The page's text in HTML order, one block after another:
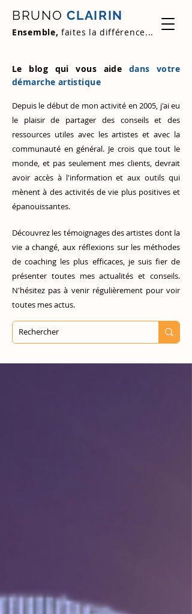
BRUNO CLAIRIN
Ensemble, faites la différence...
Le blog qui vous aide dans votre
démarche artistique
Depuis le début de mon activité en 2005, j'ai eu
le plaisir de partager des conseils et des
ressources utiles avec les artistes et avec la
communauté en général. Je crois que tout le
monde, et pas seulement mes clients, devrait
avoir accès à l'information et aux outils qui
mènent à des activités de vie plus positives et
épanouissantes.
Découvrez les témoignages des artistes dont la
vie a changé, aux réflexions sur les méthodes
de coaching les plus efficaces, je suis fier de
présenter toutes mes actualités et conseils.
N'hésitez pas à venir régulièrement pour voir
toutes mes actus.